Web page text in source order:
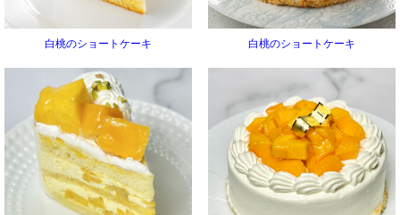
白桃のショートケーキ 白桃のショートケーキ